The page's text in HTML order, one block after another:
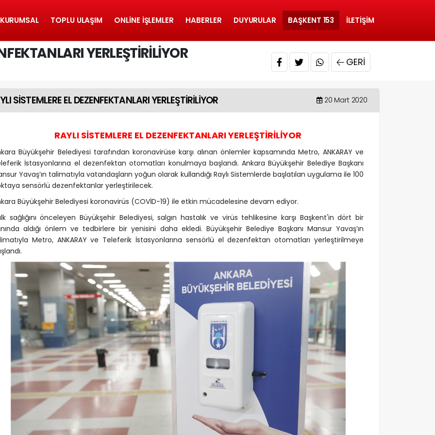
KURUMSAL TOPLU ULAŞIM ONLINE İŞLEMLER HABERLER DUYURULAR BAŞKENT 153 İLETIŞIM
YERLEŞTİRİLİYOR GERI
SİSTEMLERE EL DEZENFEKTANLARI YERLEŞTİRİLİYOR 20 Mart 2020
RAYLI SİSTEMLERE EL DEZENFEKTANLARI YERLEŞTİRİLİYOR
Büyükşehir Belediyesi tarafından koronavirüse karşı alınan önlemler kapsamında Metro, ANKARAY ve
İstasyonlarına el dezenfektan otomatları konulmaya başlandı. Ankara Büyükşehir Belediye Başkanı
Yavaş’ın talimatıyla vatandaşların yoğun olarak kullandığı Raylı Sistemlerde başlatılan uygulama ile 100
sensörlü dezenfektanlar yerleştirilecek.
Büyükşehir Belediyesi koronavirüs (COVİD-19) ile etkin mücadelesine devam ediyor.
sağlığını önceleyen Büyükşehir Belediyesi, salgın hastalık ve virüs tehlikesine karşı Başkent'in dört bir
aldığı önlem ve tedbirlere bir yenisini daha ekledi. Büyükşehir Belediye Başkanı Mansur Yavaş’ın
Metro, ANKARAY ve Teleferik İstasyonlarına sensörlü el dezenfektan otomatları yerleştirilmeye